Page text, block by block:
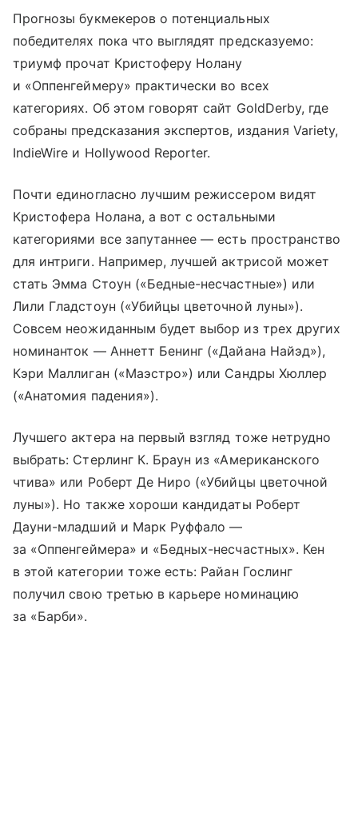
Прогнозы букмекеров о потенциальных
победителях пока что выглядят предсказуемо:
триумф прочат Кристоферу Нолану
и «Оппенгеймеру» практически во всех
категориях. Об этом говорят сайт GoldDerby, где
собраны предсказания экспертов, издания Variety,
IndieWire и Hollywood Reporter.
Почти единогласно лучшим режиссером видят
Кристофера Нолана, а вот с остальными
категориями все запутаннее — есть пространство
для интриги. Например, лучшей актрисой может
стать Эмма Стоун («Бедные-несчастные») или
Лили Гладстоун («Убийцы цветочной луны»).
Совсем неожиданным будет выбор из трех других
номинанток — Аннетт Бенинг («Дайана Найэд»),
Кэри Маллиган («Маэстро») или Сандры Хюллер
(«Анатомия падения»).
Лучшего актера на первый взгляд тоже нетрудно
выбрать: Стерлинг К. Браун из «Американского
чтива» или Роберт Де Ниро («Убийцы цветочной
луны»). Но также хороши кандидаты Роберт
Дауни-младший и Марк Руффало —
за «Оппенгеймера» и «Бедных-несчастных». Кен
в этой категории тоже есть: Райан Гослинг
получил свою третью в карьере номинацию
за «Барби».